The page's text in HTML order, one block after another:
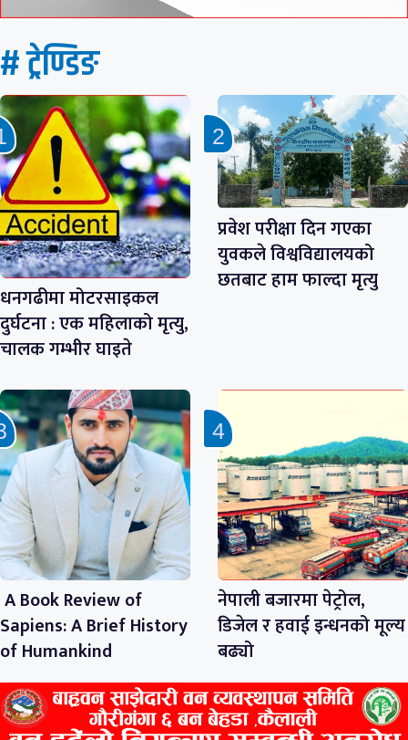
# ट्रेण्डिङ
धनगढीमा मोटरसाइकल
दुर्घटना : एक महिलाको मृत्यु,
चालक गम्भीर घाइते
प्रवेश परीक्षा दिन गएका
युवकले विश्वविद्यालयको
छतबाट हाम फाल्दा मृत्यु
A Book Review of
Sapiens: A Brief History
of Humankind
नेपाली बजारमा पेट्रोल,
डिजेल र हवाई इन्धनको मूल्य
बढ्यो